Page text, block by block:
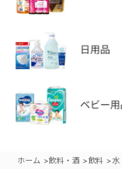
ホーム >飲料・酒 >飲料 >水